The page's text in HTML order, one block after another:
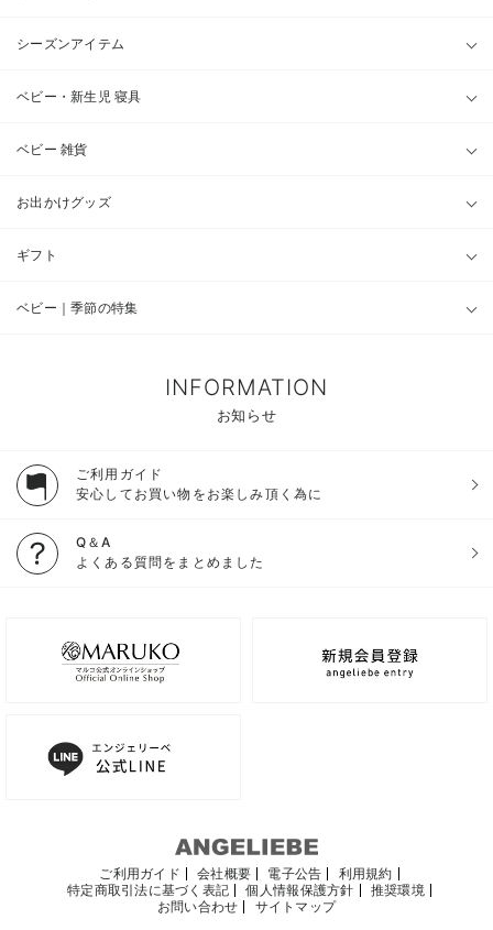
シーズンアイテム
ベビー・新生児 寝具
ベビー 雑貨
お出かけグッズ
ギフト
ベビー｜季節の特集
INFORMATION
お知らせ
ご利用ガイド
安心してお買い物をお楽しみ頂く為に
Q＆A
よくある質問をまとめました
ご利用ガイド 会社概要 電子公告
利用規約
特定商取引法に基づく表記
個人情報保護方針
推奨環境
お問い合わせ
サイトマップ